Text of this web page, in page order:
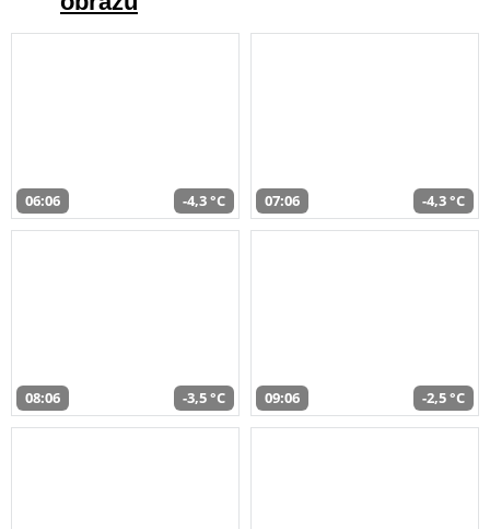
06:06 -4,3 °C 07:06 -4,3 °C
08:06 -3,5 °C 09:06 -2,5 °C